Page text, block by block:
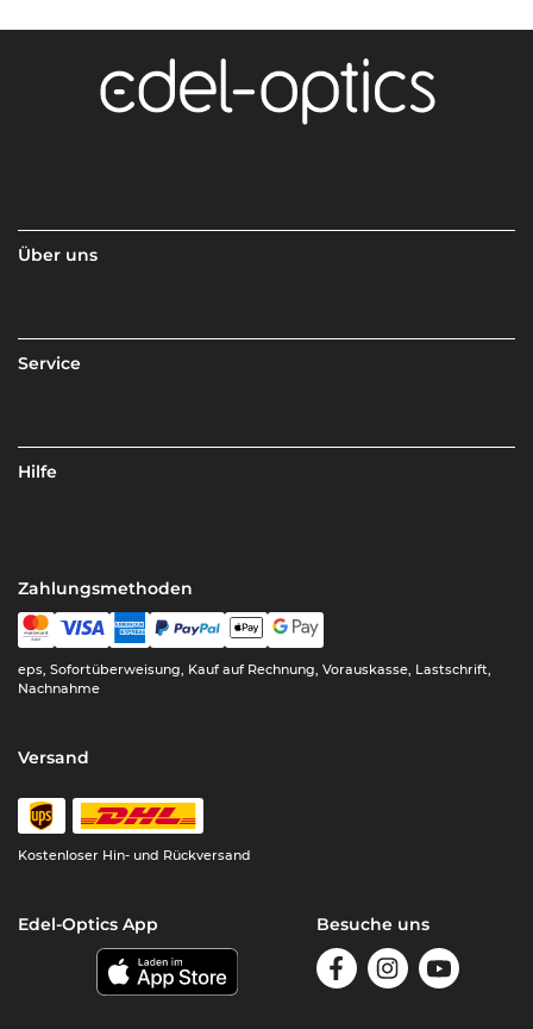
Über uns
Service
Hilfe
Zahlungsmethoden
eps, Sofortüberweisung, Kauf auf Rechnung, Vorauskasse, Lastschrift,
Nachnahme
Versand
Kostenloser Hin- und Rückversand
Edel-Optics App Besuche uns